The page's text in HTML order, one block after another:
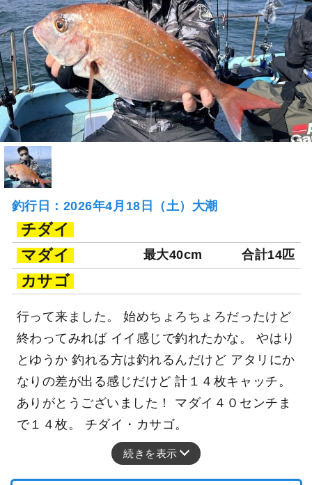
釣行日：2026年4月18日（土）大潮
チダイ
マダイ
最大40cm 合計14匹
カサゴ
行って来ました。 始めちょろちょろだったけど
終わってみれば イイ感じで釣れたかな。 やはり
とゆうか 釣れる方は釣れるんだけど アタリにか
なりの差が出る感じだけど 計１４枚キャッチ。
ありがとうございました！ マダイ４０センチま
で１４枚。 チダイ・カサゴ。
続きを表示